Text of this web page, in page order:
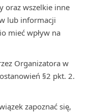
oraz wszelkie inne
lub informacji
mieć wpływ na
Organizatora w
§2 pkt. 2.
zapoznać się,